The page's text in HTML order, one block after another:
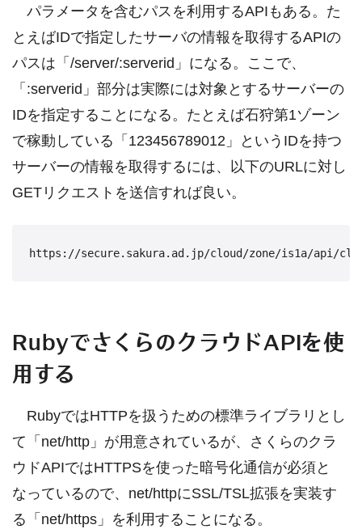
パラメータを含むパスを利用するAPIもある。た
とえばIDで指定したサーバの情報を取得するAPIの
パスは「/server/:serverid」になる。ここで、
「:serverid」部分は実際には対象とするサーバーの
IDを指定することになる。たとえば石狩第1ゾーン
で稼動している「123456789012」というIDを持つ
サーバーの情報を取得するには、以下のURLに対し
GETリクエストを送信すれば良い。
RubyでさくらのクラウドAPIを使
用する
RubyではHTTPを扱うための標準ライブラリとし
て「net/http」が用意されているが、さくらのクラ
ウドAPIではHTTPSを使った暗号化通信が必須と
なっているので、net/httpにSSL/TSL拡張を実装す
る「net/https」を利用することになる。